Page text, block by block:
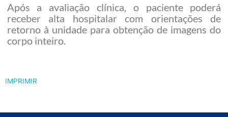
Após a avaliação clínica, o paciente poderá
receber alta hospitalar com orientações de
retorno à unidade para obtenção de imagens do
corpo inteiro.
IMPRIMIR